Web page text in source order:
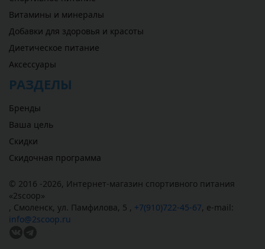
Витамины и минералы
Добавки для здоровья и красоты
Диетическое питание
Аксессуары
РАЗДЕЛЫ
Бренды
Ваша цель
Скидки
Скидочная программа
© 2016 -2026, Интернет-магазин спортивного питания
«2scoop»
, Смоленск, ул. Памфилова, 5 , +7(910)722-45-67, e-mail:
info@2scoop.ru